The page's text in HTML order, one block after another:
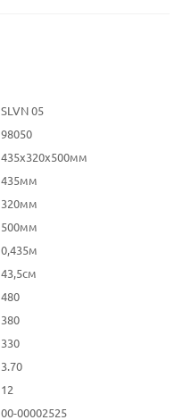
SLVN 05
98050
435x320x500мм
435мм
320мм
500мм
0,435м
43,5см
480
380
330
3.70
12
00-00002525